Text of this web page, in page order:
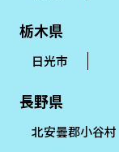
栃木県
日光市
長野県
北安曇郡小谷村